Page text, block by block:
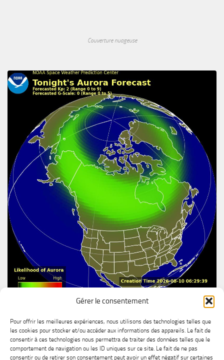
Gérer le consentement
Pour offrir les meilleures expériences, nous utilisons des technologies telles que
les cookies pour stocker et/ou accéder aux informations des appareils. Le fait de
consentir à ces technologies nous permettra de traiter des données telles que le
comportement de navigation ou les ID uniques sur ce site. Le fait de ne pas
consentir ou de retirer son consentement peut avoir un effet négatif sur certaines
Couverture nuageuse